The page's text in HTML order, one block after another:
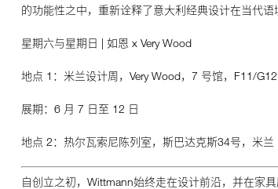
的功能性之中，重新诠释了意大利经典设计在当代语
星期六与星期日 | 如恩 x Very Wood
地点 1：米兰设计周，Very Wood，7 号馆，F11/
展期：6 月 7 日至 12 日
地点 2：热尔瓦索尼陈列室，斯巴达克斯34号，米兰
自创立之初，Wittmann始终走在设计前沿，并在家